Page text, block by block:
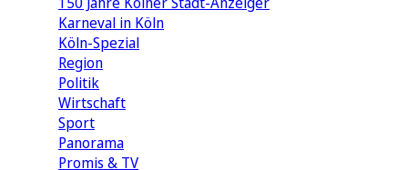
Karneval in Köln
Köln-Spezial
Region
Politik
Wirtschaft
Sport
Panorama
Promis & TV